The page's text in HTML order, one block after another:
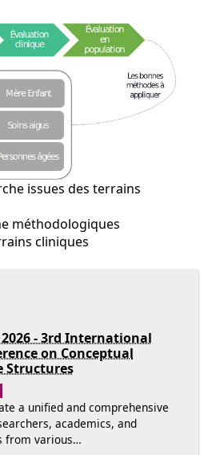
issues des terrains
méthodologiques
cliniques
2026 - 3rd International
on Conceptual
Structures
a unified and comprehensive
academics, and
from various…